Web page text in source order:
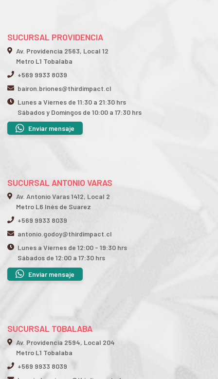
SUCURSAL PROVIDENCIA
Av. Providencia 2563, Local 12
Metro L1 Tobalaba
+569 9933 8039
bairon.briones@thirdimpact.cl
Lunes a Viernes de 11:30 a 21:30 hrs
Sábados y Domingos de 10:00 a 17:30 hrs
Enviar mensaje
SUCURSAL ANTONIO VARAS
Av. Antonio Varas 1412, Local 2
Metro L6 Inés de Suarez
+569 9933 8039
antonio.godoy@thirdimpact.cl
Lunes a Viernes de 12:00 - 19:30 hrs
Sábados de 12:00 a 17:30 hrs
Enviar mensaje
SUCURSAL TOBALABA
Av. Providencia 2594, Local 204
Metro L1 Tobalaba
+569 9933 8039